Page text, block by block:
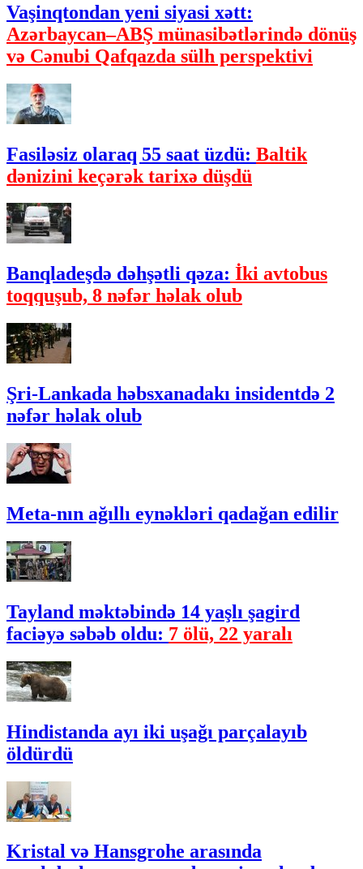
Vaşinqtondan yeni siyasi xətt:
Azərbaycan–ABŞ münasibətlərində dönüş
və Cənubi Qafqazda sülh perspektivi
Fasiləsiz olaraq 55 saat üzdü: Baltik
dənizini keçərək tarixə düşdü
Banqladeşdə dəhşətli qəza: İki avtobus
toqquşub, 8 nəfər həlak olub
Şri-Lankada həbsxanadakı insidentdə 2
nəfər həlak olub
Meta-nın ağıllı eynəkləri qadağan edilir
Tayland məktəbində 14 yaşlı şagird
faciəyə səbəb oldu: 7 ölü, 22 yaralı
Hindistanda ayı iki uşağı parçalayıb
öldürdü
Kristal və Hansgrohe arasında